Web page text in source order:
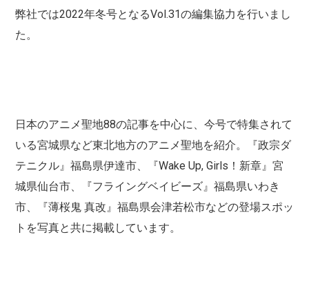
弊社では2022年冬号となるVol.31の編集協力を行いまし
た。
日本のアニメ聖地88の記事を中心に、今号で特集されて
いる宮城県など東北地方のアニメ聖地を紹介。『政宗ダ
テニクル』福島県伊達市、『Wake Up, Girls！新章』宮
城県仙台市、『フライングベイビーズ』福島県いわき
市、『薄桜鬼 真改』福島県会津若松市などの登場スポッ
トを写真と共に掲載しています。